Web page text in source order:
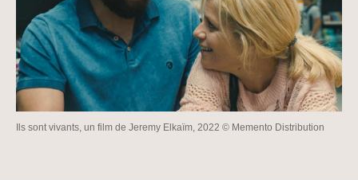
Ils sont vivants, un film de Jeremy Elkaïm, 2022 © Memento Distribution